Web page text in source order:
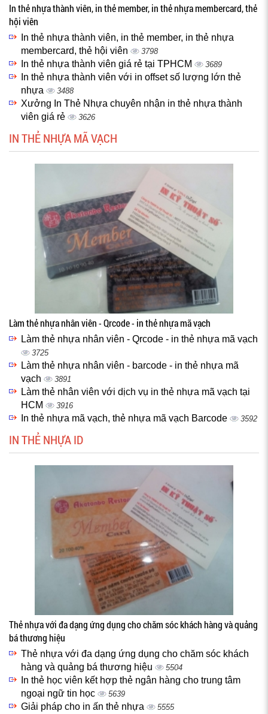
In thẻ nhựa thành viên, in thẻ member, in thẻ nhựa membercard, thẻ
hội viên
In thẻ nhựa thành viên, in thẻ member, in thẻ nhựa
membercard, thẻ hội viên
3798
In thẻ nhựa thành viên giá rẻ tại TPHCM 3689
In thẻ nhựa thành viên với in offset số lượng lớn thẻ
nhựa
3488
Xưởng In Thẻ Nhựa chuyên nhận in thẻ nhựa thành
viên giá rẻ
3626
IN THẺ NHỰA MÃ VẠCH
Làm thẻ nhựa nhân viên - Qrcode - in thẻ nhựa mã vạch
Làm thẻ nhựa nhân viên - Qrcode - in thẻ nhựa mã vạch
3725
Làm thẻ nhựa nhân viên - barcode - in thẻ nhựa mã
vạch
3891
Làm thẻ nhân viên với dịch vụ in thẻ nhựa mã vạch tại
HCM
3916
In thẻ nhựa mã vạch, thẻ nhựa mã vạch Barcode 3592
IN THẺ NHỰA ID
Thẻ nhựa với đa dạng ứng dụng cho chăm sóc khách hàng và quảng
bá thương hiệu
Thẻ nhựa với đa dạng ứng dụng cho chăm sóc khách
hàng và quảng bá thương hiệu
5504
In thẻ học viên kết hợp thẻ ngân hàng cho trung tâm
ngoại ngữ tin học
5639
Giải pháp cho in ấn thẻ nhựa 5555